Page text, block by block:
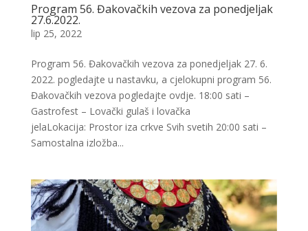
Program 56. Đakovačkih vezova za ponedjeljak
27.6.2022.
lip 25, 2022
Program 56. Đakovačkih vezova za ponedjeljak 27. 6.
2022. pogledajte u nastavku, a cjelokupni program 56.
Đakovačkih vezova pogledajte ovdje. 18:00 sati –
Gastrofest – Lovački gulaš i lovačka
jelaLokacija: Prostor iza crkve Svih svetih 20:00 sati –
Samostalna izložba...